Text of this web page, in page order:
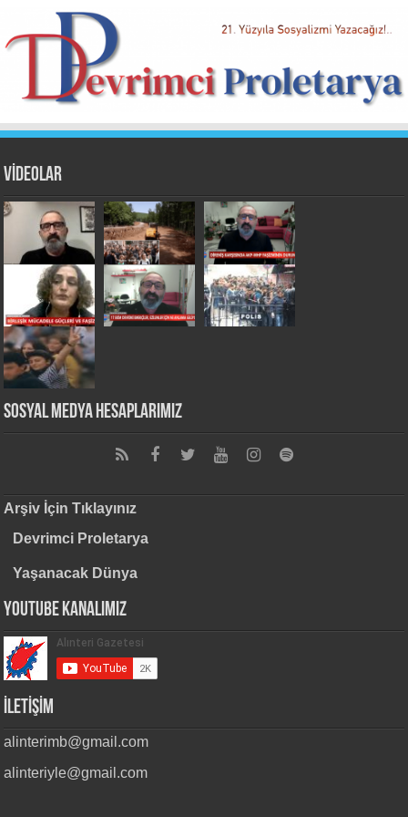
VİDEOLAR
Sosyal Medya Hesaplarımız
Arşiv İçin Tıklayınız
Devrimci Proletarya
Yaşanacak Dünya
Youtube Kanalımız
İLETİŞİM
alinterimb@gmail.com
alinteriyle@gmail.com